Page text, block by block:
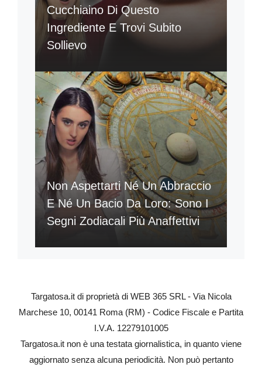
Cucchiaino Di Questo
Ingrediente E Trovi Subito
Sollievo
Non Aspettarti Né Un Abbraccio
E Né Un Bacio Da Loro: Sono I
Segni Zodiacali Più Anaffettivi
Targatosa.it di proprietà di WEB 365 SRL - Via Nicola
Marchese 10, 00141 Roma (RM) - Codice Fiscale e Partita
I.V.A. 12279101005
Targatosa.it non è una testata giornalistica, in quanto viene
aggiornato senza alcuna periodicità. Non può pertanto